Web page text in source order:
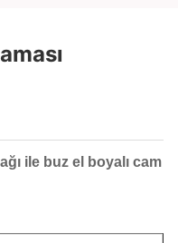
ile buz el boyalı cam